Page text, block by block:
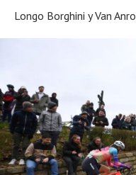
Longo Borghini y Van